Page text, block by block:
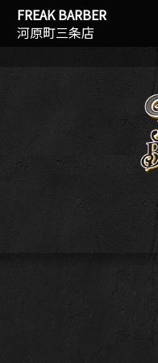
FREAK BARBER
河原町三条店